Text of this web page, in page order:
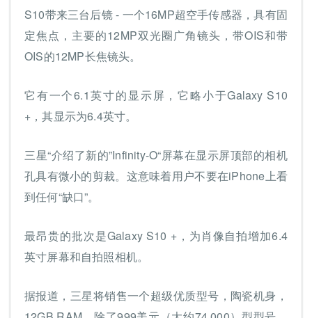
S10带来三台后镜 - 一个16MP超空手传感器，具有固
定焦点，主要的12MP双光圈广角镜头，带OIS和带
OIS的12MP长焦镜头。
它有一个6.1英寸的显示屏，它略小于Galaxy S10
+，其显示为6.4英寸。
三星“介绍了新的”Infinity-O“屏幕在显示屏顶部的相机
孔具有微小的剪裁。这意味着用户不要在iPhone上看
到任何“缺口”。
最昂贵的批次是Galaxy S10 +，为肖像自拍增加6.4
英寸屏幕和自拍照相机。
据报道，三星将销售一个超级优质型号，陶瓷机身，